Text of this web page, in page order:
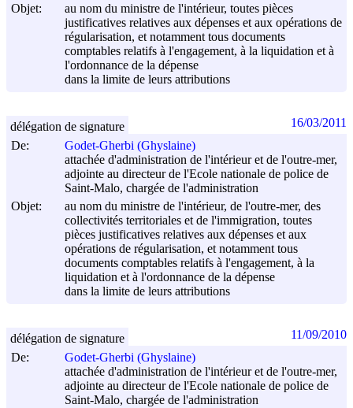
Objet:
au nom du ministre de l'intérieur, toutes pièces
justificatives relatives aux dépenses et aux opérations de
régularisation, et notamment tous documents
comptables relatifs à l'engagement, à la liquidation et à
l'ordonnance de la dépense
dans la limite de leurs attributions
De:
Godet-Gherbi (Ghyslaine)
attachée d'administration de l'intérieur et de l'outre-mer,
adjointe au directeur de l'Ecole nationale de police de
Saint-Malo, chargée de l'administration
Objet:
au nom du ministre de l'intérieur, de l'outre-mer, des
collectivités territoriales et de l'immigration, toutes
pièces justificatives relatives aux dépenses et aux
opérations de régularisation, et notamment tous
documents comptables relatifs à l'engagement, à la
liquidation et à l'ordonnance de la dépense
dans la limite de leurs attributions
délégation de signature 16/03/2011
De:
Godet-Gherbi (Ghyslaine)
attachée d'administration de l'intérieur et de l'outre-mer,
adjointe au directeur de l'Ecole nationale de police de
Saint-Malo, chargée de l'administration
délégation de signature 11/09/2010